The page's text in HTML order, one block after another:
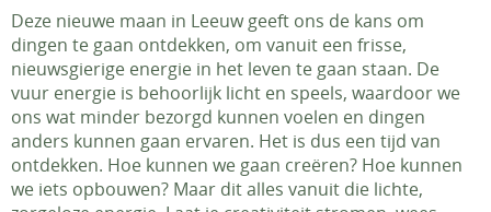
Deze nieuwe maan in Leeuw geeft ons de kans om
dingen te gaan ontdekken, om vanuit een frisse,
nieuwsgierige energie in het leven te gaan staan. De
vuur energie is behoorlijk licht en speels, waardoor we
ons wat minder bezorgd kunnen voelen en dingen
anders kunnen gaan ervaren. Het is dus een tijd van
ontdekken. Hoe kunnen we gaan creëren? Hoe kunnen
we iets opbouwen? Maar dit alles vanuit die lichte,